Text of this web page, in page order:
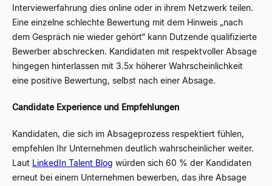
Interviewerfahrung dies online oder in ihrem Netzwerk teilen.
Eine einzelne schlechte Bewertung mit dem Hinweis „nach
dem Gespräch nie wieder gehört“ kann Dutzende qualifizierte
Bewerber abschrecken. Kandidaten mit respektvoller Absage
hingegen hinterlassen mit 3.5x höherer Wahrscheinlichkeit
eine positive Bewertung, selbst nach einer Absage.
Candidate Experience und Empfehlungen
Kandidaten, die sich im Absageprozess respektiert fühlen,
empfehlen Ihr Unternehmen deutlich wahrscheinlicher weiter.
Laut LinkedIn Talent Blog würden sich 60 % der Kandidaten
erneut bei einem Unternehmen bewerben, das ihre Absage